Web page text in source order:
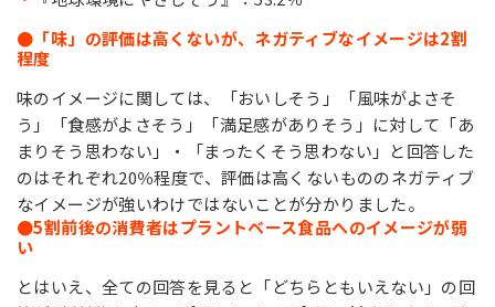
●「味」の評価は高くないが、ネガティブなイメージは2割
程度
味のイメージに関しては、「おいしそう」「風味がよさそ
う」「食感がよさそう」「満足感がありそう」に対して「あ
まりそう思わない」・「まったくそう思わない」と回答した
のはそれぞれ20％程度で、評価は高くないもののネガティブ
なイメージが強いわけではないことが分かりました。
●5割前後の消費者はプラントベース食品へのイメージが弱
い
とはいえ、全ての回答を見ると「どちらともいえない」の回